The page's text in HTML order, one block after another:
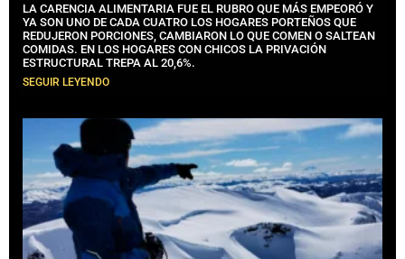
LA CARENCIA ALIMENTARIA FUE EL RUBRO QUE MÁS EMPEORÓ Y
YA SON UNO DE CADA CUATRO LOS HOGARES PORTEÑOS QUE
REDUJERON PORCIONES, CAMBIARON LO QUE COMEN O SALTEAN
COMIDAS. EN LOS HOGARES CON CHICOS LA PRIVACIÓN
ESTRUCTURAL TREPA AL 20,6%.
SEGUIR LEYENDO